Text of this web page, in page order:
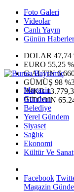
Foto Galeri
Videolar
Canlı Yayın
Günün
DOLAR 47,74
EURO 55,25
G.ALTIN
GÜMÜŞ 98
IMKB
BITCOIN
Magazin
Gündem
Belediye
Yerel Gündem
Siyaset
Sağlık
Ekonomi
Kültür Ve Sanat
Facebook
Magazin